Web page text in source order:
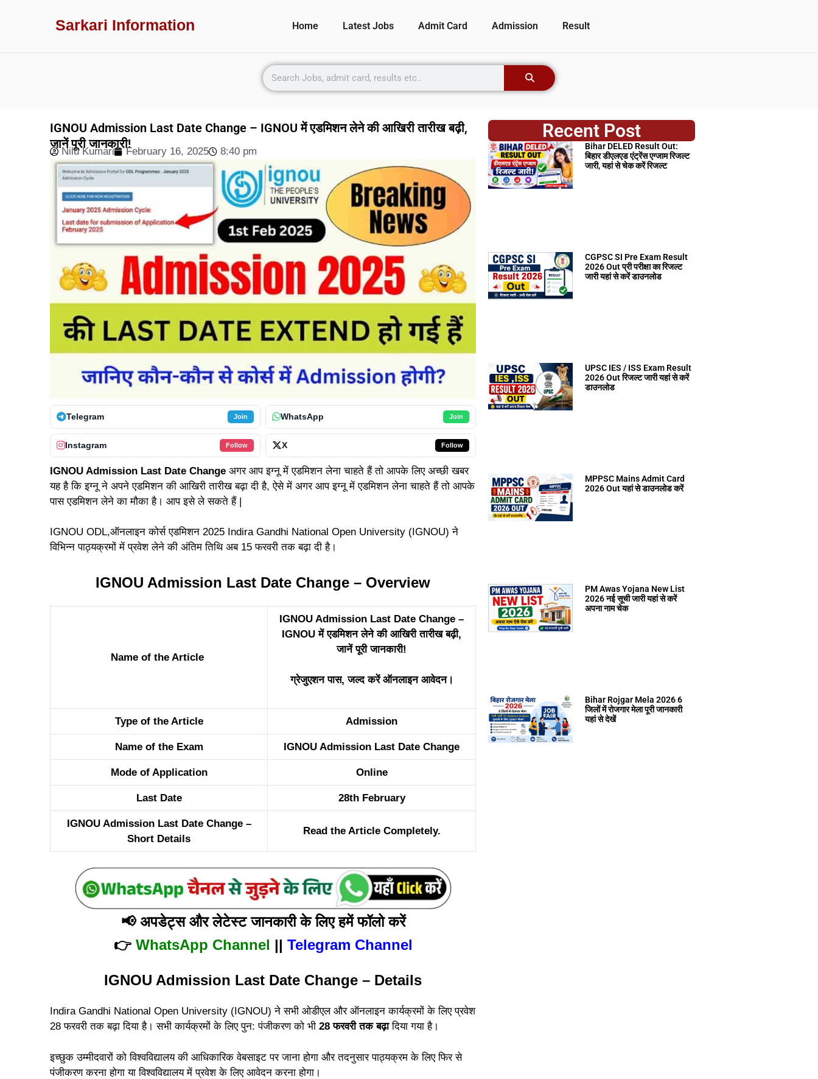
Sarkari Information Home Latest Jobs Admit Card Admission Result
IGNOU Admission Last Date Change – IGNOU में एडमिशन लेने की आखिरी तारीख बढ़ी,
जानें पूरी जानकारी!
Nilu Kumari February 16, 2025 8:40 pm
Telegram Join WhatsApp Join
Instagram Follow X Follow
IGNOU Admission Last Date Change अगर आप इग्नू में एडमिशन लेना चाहते हैं तो आपके लिए अच्छी खबर
यह है कि इग्नू ने अपने एडमिशन की आखिरी तारीख बढ़ा दी है, ऐसे में अगर आप इग्नू में एडमिशन लेना चाहते हैं तो आपके
पास एडमिशन लेने का मौका है। आप इसे ले सकते हैं |
IGNOU ODL,ऑनलाइन कोर्स एडमिशन 2025 Indira Gandhi National Open University (IGNOU) ने
विभिन्न पाठ्यक्रमों में प्रवेश लेने की अंतिम तिथि अब 15 फरवरी तक बढ़ा दी है।
IGNOU Admission Last Date Change – Overview
Name of the Article
IGNOU Admission Last Date Change –
IGNOU में एडमिशन लेने की आखिरी तारीख बढ़ी,
जानें पूरी जानकारी!
ग्रेजुएशन पास, जल्द करें ऑनलाइन आवेदन।
Type of the Article Admission
Name of the Exam IGNOU Admission Last Date Change
Mode of Application Online
Last Date 28th February
IGNOU Admission Last Date Change –
Short Details
Read the Article Completely.
📢 अपडेट्स और लेटेस्ट जानकारी के लिए हमें फॉलो करें
👉 WhatsApp Channel || Telegram Channel
IGNOU Admission Last Date Change – Details
Indira Gandhi National Open University (IGNOU) ने सभी ओडीएल और ऑनलाइन कार्यक्रमों के लिए प्रवेश
28 फरवरी तक बढ़ा दिया है। सभी कार्यक्रमों के लिए पुन: पंजीकरण को भी 28 फरवरी तक बढ़ादिया गया है।
इच्छुक उम्मीदवारों को विश्वविद्यालय की आधिकारिक वेबसाइट पर जाना होगा और तदनुसार पाठ्यक्रम के लिए फिर से
पंजीकरण करना होगा या विश्वविद्यालय में प्रवेश के लिए आवेदन करना होगा।
Recent Post
Bihar DELED Result Out:
बिहार डीएलएड एंट्रेंस एग्जाम रिजल्ट
जारी, यहां से चेक करें रिजल्ट
CGPSC SI Pre Exam Result
2026 Out प्री परीक्षा का रिजल्ट
जारी यहां से करें डाउनलोड
UPSC IES / ISS Exam Result
2026 Out रिजल्ट जारी यहां से करें
डाउनलोड
MPPSC Mains Admit Card
2026 Out यहां से डाउनलोड करें
PM Awas Yojana New List
2026 नई सूची जारी यहां से करें
अपना नाम चेक
Bihar Rojgar Mela 2026 6
जिलों में रोजगार मेला पूरी जानकारी
यहां से देखें